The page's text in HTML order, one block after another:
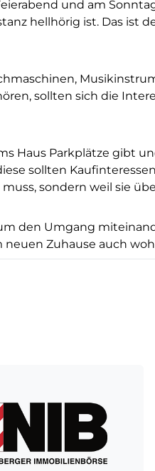
und am
hellhörig ist. Das ist
sollten sich die
Haus Parkplätze gibt
sollten
sondern weil sie
den Umgang
neuen Zuhause auch